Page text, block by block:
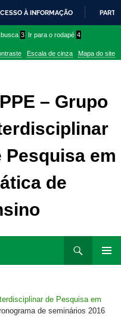
À INFORMAÇÃO
3 Ir para o rodapé 4
Escala de cinza Mapa do site
– Grupo
Pesquisa em
de
de Pesquisa em
de seminários 2016